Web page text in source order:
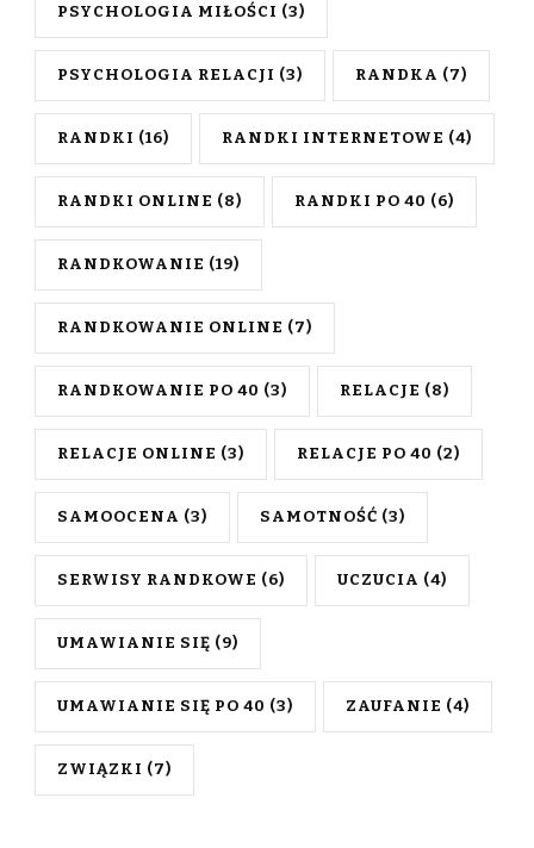
PSYCHOLOGIA MIŁOŚCI (3)
PSYCHOLOGIA RELACJI (3) RANDKA (7)
RANDKI (16) RANDKI INTERNETOWE (4)
RANDKI ONLINE (8) RANDKI PO 40 (6)
RANDKOWANIE (19)
RANDKOWANIE ONLINE (7)
RANDKOWANIE PO 40 (3) RELACJE (8)
RELACJE ONLINE (3) RELACJE PO 40 (2)
SAMOOCENA (3) SAMOTNOŚĆ (3)
SERWISY RANDKOWE (6) UCZUCIA (4)
UMAWIANIE SIĘ (9)
UMAWIANIE SIĘ PO 40 (3) ZAUFANIE (4)
ZWIĄZKI (7)